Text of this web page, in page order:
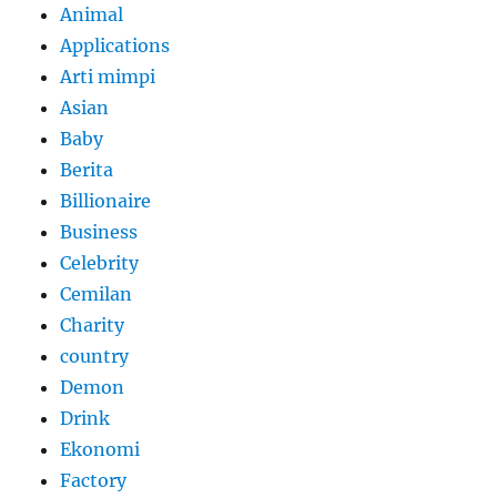
Animal
Applications
Arti mimpi
Asian
Baby
Berita
Billionaire
Business
Celebrity
Cemilan
Charity
country
Demon
Drink
Ekonomi
Factory